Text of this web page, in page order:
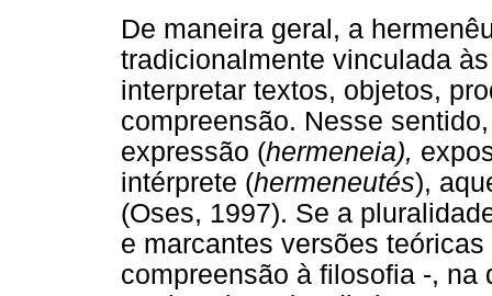
De maneira geral, a
tradicionalmente vinculada
interpretar textos, objetos,
compreensão. Nesse
expressão (hermeneia),
intérprete (hermeneutés),
(Oses, 1997). Se a
e marcantes versões
compreensão à filosofia -,